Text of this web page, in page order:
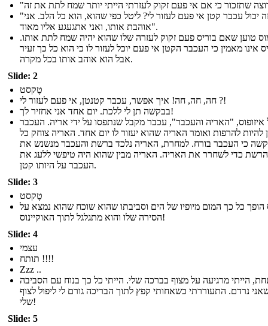
"איך זה יכול עכבר קטן אי פעם לעזור לי? ליטל כפי שהוא, הוא כל הלב. אני
אוהבת אותו, ואני אתגעגע אליו מאוד".
טוען שאם בוריס פעם זקוק לעזרה שלו שהוא יהיה שמח לתת אותו.
אינו מאמין כי העכבר הקטן אי פעם יוכל לעזור לו כי הוא כל כך זעיר
אבל הוא אוהב אותו בכל מקרה.
Slide: 2
טֶקסט
חה, חה, חה! איך אפשר, עכבר קטנטן, אי פעם לעזור לי ?!
בבקשה תן לי ללכת. יום אחד אני אחזיר לך!
"האריה והעכבר", עכבר מקבל שנתפסו על ידי אריה. העכבר
להיות להרפות ואומר האריה שהוא יעזור לו יום אחד. האריה צוחק כל
כי העכבר בורח. למחרת, האריה נלכד ברשת והעכבר מנשנש את
הרשת כדי לשחרר את האריה. האריה מבין שהוא היה טיפשי ללעג את
העכבר על היותו קטן.
Slide: 3
טֶקסט
הופך כל כך המום מיופיו של הים וסביבתו שהוא שוכח שהוא נמצא על
הסירה שלו והוא מתגלגל לתוך האוקיינוס!
Slide: 4
עצמי
תותח !!!!
Zzz ..
הייתי מרגיעה על מצוף בברכה שלי. הייתי כל כך בנוח עם הסביבה
נרדם. התעוררתי כשאחותי קפץ לתוך הבריכה גורם לי ליפול לצוף
שלי!
Slide: 5